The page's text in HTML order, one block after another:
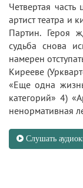
Четвертая
артист театра и
Партин. Героя
судьба снова
намерен
Кирееве
«Еще одна
категорий» 4)
ненормативная
Слушать